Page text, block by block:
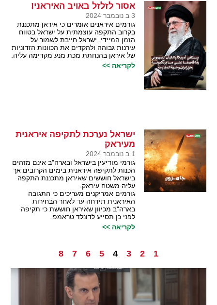
אסור לזלזל באויב האיראני!
3 ב נובמבר 2024
גורמים איראנים אומרים כי איראן מתכננת
בקרוב התקפה עוצמתית על ישראל בטווח
הזמן המיידי. ישראל חייבת לשמור על
עירנות גבוהה ולהקדים את הכוונות הזדוניות
של איראן בהנחתת מכת מנע מקדימה עליה.
לקריאה >>
ישראל נערכת לתקיפה איראנית
מעיראק
1 ב נובמבר 2024
גורמי מודיעין בישראל ובארה"ב אינם מזהים
הכנות לתקיפה איראנית בימים הקרובים אך
בישראל חוששים שאיראן מתכננת התקפה
עליה משטח עיראק.
גורמים אמריקנים מעריכים כי התגובה
האיראנית תידחה עד לאחר הבחירות
בארה"ב מכיוון שאיראן חוששת כי תקיפה
לפני כן תסייע לדונלד טראמפ.
לקריאה >>
1
2
3
4
5
6
7
8